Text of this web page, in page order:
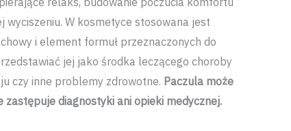
W kosmetyce stosowana jest
i element formuł przeznaczonych do
jej jako środka leczącego choroby
czy inne problemy zdrowotne. Paczula może
diagnostyki ani opieki medycznej.